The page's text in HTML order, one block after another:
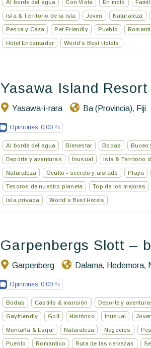
Al borde del agua Con Vista En moto
Isla & Territorio de la isla Joven Naturaleza
Pesca y Caza Pet-Friendly Pueblo
Hotel Encantador World’s Best Hotels
Yasawa Island Resort
Yasawa-i-rara Ba (Provincia), Fiji
Opiniones: 0.00
Al borde del agua Bienestar Bodas Buceo
Deporte y aventuras Inusual Isla & Territorio
Naturaleza Oculto - secreto y aislado Playa
Tesoros de nuestro planeta Top de los mejores
Isla privada World’s Best Hotels
Garpenbergs Slott –
Garpenberg Dalarna, Hedemora,
Opiniones: 0.00
Bodas Castillo & mansión Deporte y
Gayfriendly Golf Histórico Inusual
Montaña & Esquí Naturaleza Negocios
Pueblo Romantico Ruta de las cervezas